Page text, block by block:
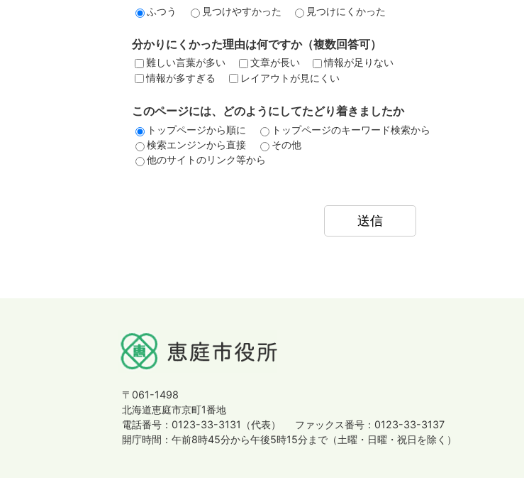
ふつう 見つけやすかった 見つけにくかった
分かりにくかった理由は何ですか（複数回答可）
難しい言葉が多い 文章が長い
情報が足りない
情報が多すぎる
レイアウトが見にくい
このページには、どのようにしてたどり着きましたか
トップページから順に
トップページのキーワード検索から
検索エンジンから直接
その他
他のサイトのリンク等から
〒061-1498
北海道恵庭市京町1番地
電話番号：0123-33-3131（代表）
ファックス番号：0123-33-3137
開庁時間：午前8時45分から午後5時15分まで （土曜・日曜・祝日を除く）